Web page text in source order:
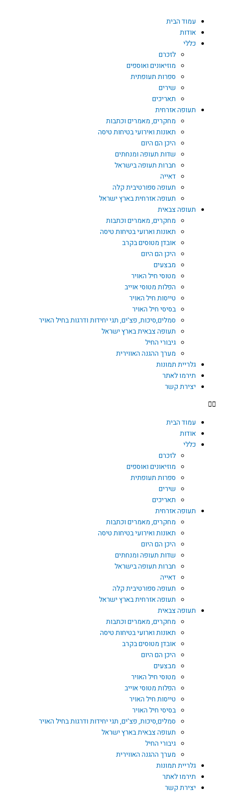
עמוד הבית
אודות
כללי
לזכרם
מוזיאונים ואוספים
ספרות תעופתית
שירים
תאריכים
תעופה אזרחית
מחקרים, מאמרים וכתבות
תאונות ואירועי בטיחות טיסה
היכן הם היום
שדות תעופה ומנחתים
חברות תעופה בישראל
דאייה
תעופה ספורטיבית קלה
תעופה אזרחית בארץ ישראל
תעופה צבאית
מחקרים, מאמרים וכתבות
תאונות וארועי בטיחות טיסה
אובדן מטוסים בקרב
היכן הם היום
מבצעים
מטוסי חיל האויר
הפלות מטוסי אוייב
טייסות חיל האויר
בסיסי חיל האויר
סמלים,סיכות, פצ'ים, תגי יחידות ודרגות בחיל האויר
תעופה צבאית בארץ ישראל
גיבורי החיל
מערך ההגנה האווירית
גלריית תמונות
תירמו לאתר
יצירת קשר
עמוד הבית
אודות
כללי
לזכרם
מוזיאונים ואוספים
ספרות תעופתית
שירים
תאריכים
תעופה אזרחית
מחקרים, מאמרים וכתבות
תאונות ואירועי בטיחות טיסה
היכן הם היום
שדות תעופה ומנחתים
חברות תעופה בישראל
דאייה
תעופה ספורטיבית קלה
תעופה אזרחית בארץ ישראל
תעופה צבאית
מחקרים, מאמרים וכתבות
תאונות וארועי בטיחות טיסה
אובדן מטוסים בקרב
היכן הם היום
מבצעים
מטוסי חיל האויר
הפלות מטוסי אוייב
טייסות חיל האויר
בסיסי חיל האויר
סמלים,סיכות, פצ'ים, תגי יחידות ודרגות בחיל האויר
תעופה צבאית בארץ ישראל
גיבורי החיל
מערך ההגנה האווירית
גלריית תמונות
תירמו לאתר
יצירת קשר